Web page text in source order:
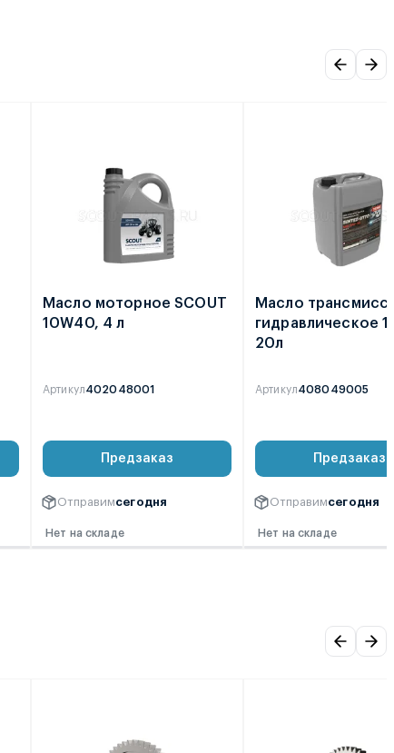
Масло моторное SCOUT
10W40, 4 л
Артикул402048001
Предзаказ
Отправимсегодня
Нет на складе
Масло
гидравлическое
20л
Артикул408049005
Предзаказ
Отправимсегодня
Нет на складе